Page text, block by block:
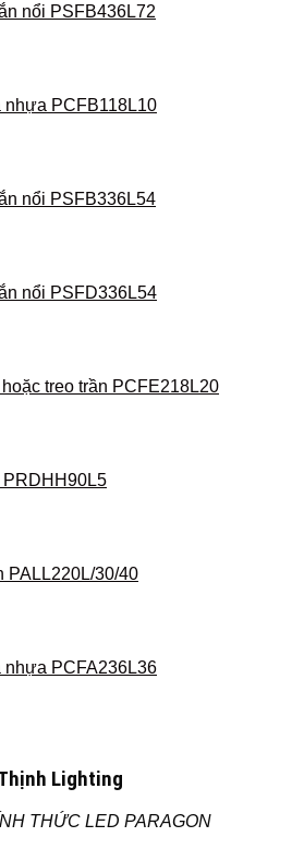
nổi PSFB436L72
nhựa PCFB118L10
nổi PSFB336L54
nổi PSFD336L54
treo trần PCFE218L20
PALL220L/30/40
nhựa PCFA236L36
Lighting
THỨC LED PARAGON